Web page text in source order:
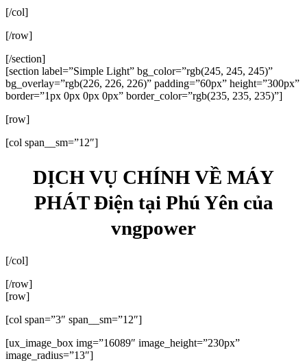
[/col]
[/row]
[/section]
[section label=”Simple Light” bg_color=”rgb(245, 245, 245)”
bg_overlay=”rgb(226, 226, 226)” padding=”60px” height=”300px”
border=”1px 0px 0px 0px” border_color=”rgb(235, 235, 235)”]
[row]
[col span__sm=”12″]
DỊCH VỤ CHÍNH VỀ MÁY
PHÁT Điện tại Phú Yên của
vngpower
[/col]
[/row]
[row]
[col span=”3″ span__sm=”12″]
[ux_image_box img=”16089″ image_height=”230px”
image_radius=”13″]